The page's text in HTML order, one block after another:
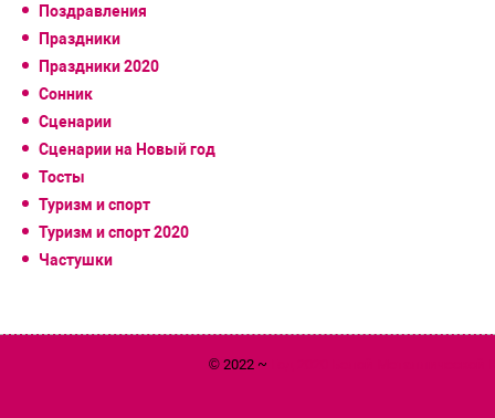
Поздравления
Праздники
Праздники 2020
Сонник
Сценарии
Сценарии на Новый год
Тосты
Туризм и спорт
Туризм и спорт 2020
Частушки
© 2022 ~